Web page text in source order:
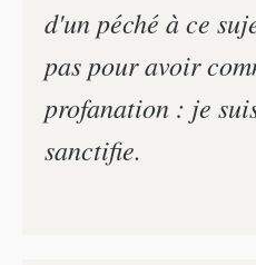
d'un péché à ce
pas pour avoir
profanation : je
sanctifie.